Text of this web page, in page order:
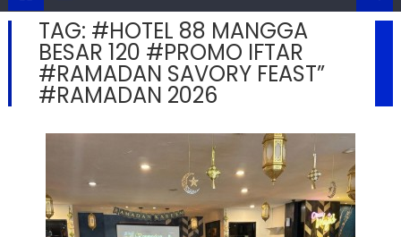
TAG: #HOTEL 88 MANGGA
BESAR 120 #PROMO IFTAR
#RAMADAN SAVORY FEAST”
#RAMADAN 2026